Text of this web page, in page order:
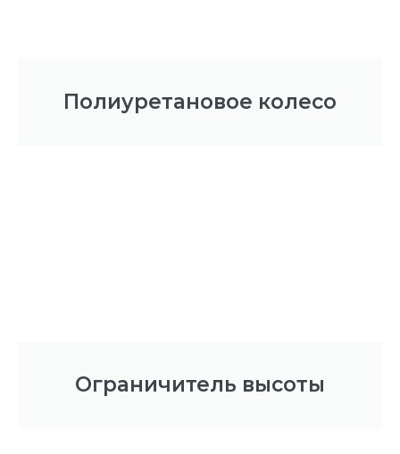
Полиуретановое колесо
Ограничитель высоты